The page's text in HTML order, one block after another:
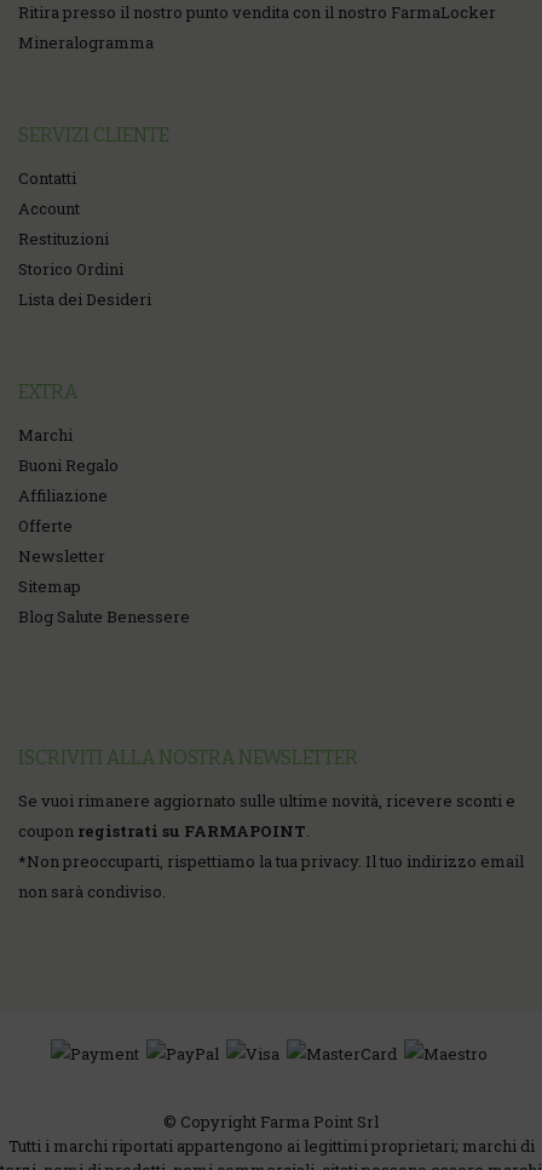
Ritira presso il nostro punto vendita con il nostro FarmaLocker
Mineralogramma
SERVIZI CLIENTE
Contatti
Account
Restituzioni
Storico Ordini
Lista dei Desideri
EXTRA
Marchi
Buoni Regalo
Affiliazione
Offerte
Newsletter
Sitemap
Blog Salute Benessere
ISCRIVITI ALLA NOSTRA NEWSLETTER
Se vuoi rimanere aggiornato sulle ultime novità, ricevere sconti e
coupon registrati su FARMAPOINT.
*Non preoccuparti, rispettiamo la tua privacy. Il tuo indirizzo email
non sarà condiviso.
© Copyright Farma Point Srl
Tutti i marchi riportati appartengono ai legittimi proprietari; marchi di